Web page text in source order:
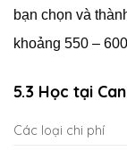
bạn chọn và
khoảng 550 –
5.3 Học tại
Các loại chi phí